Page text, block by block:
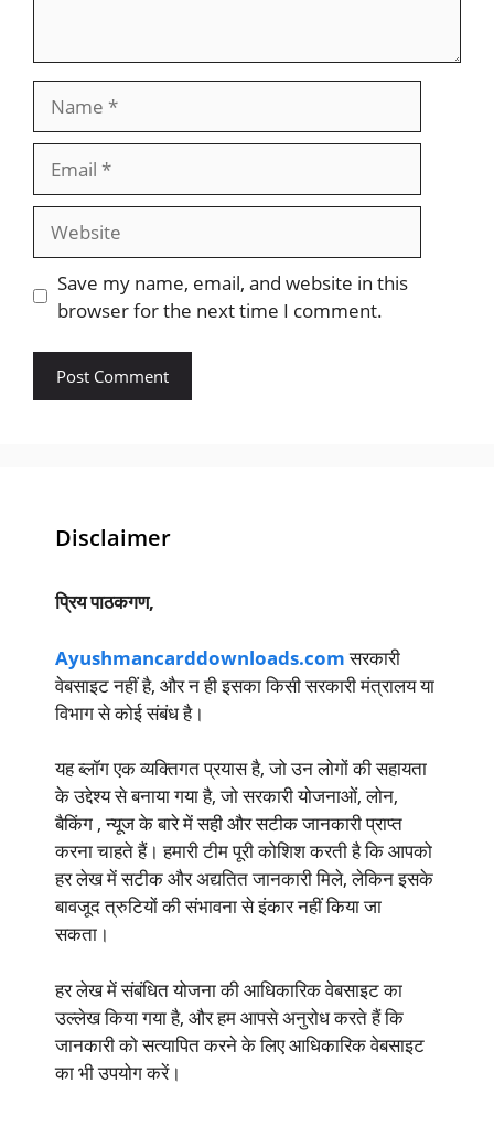
Website
Save my name, email, and website in this
browser for the next time I comment.
Disclaimer
प्रिय पाठकगण,
Ayushmancarddownloads.comसरकारी
वेबसाइट नहीं है, और न ही इसका किसी सरकारी मंत्रालय या
विभाग से कोई संबंध है।
यह ब्लॉग एक व्यक्तिगत प्रयास है, जो उन लोगों की सहायता
के उद्देश्य से बनाया गया है, जो सरकारी योजनाओं, लोन,
बैकिंग , न्यूज के बारे में सही और सटीक जानकारी प्राप्त
करना चाहते हैं। हमारी टीम पूरी कोशिश करती है कि आपको
हर लेख में सटीक और अद्यतित जानकारी मिले, लेकिन इसके
बावजूद त्रुटियों की संभावना से इंकार नहीं किया जा
सकता।
हर लेख में संबंधित योजना की आधिकारिक वेबसाइट का
उल्लेख किया गया है, और हम आपसे अनुरोध करते हैं कि
जानकारी को सत्यापित करने के लिए आधिकारिक वेबसाइट
का भी उपयोग करें।